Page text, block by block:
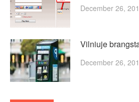
December 26,
Vilniuje
December 26,